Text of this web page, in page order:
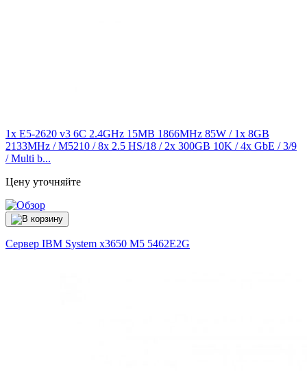
1x E5-2620 v3 6C 2.4GHz 15MB 1866MHz 85W / 1x 8GB
2133MHz / M5210 / 8x 2.5 HS/18 / 2x 300GB 10K / 4x GbE / 3/9
/ Multi b...
Цену уточняйте
Сервер IBM System x3650 M5 5462E2G